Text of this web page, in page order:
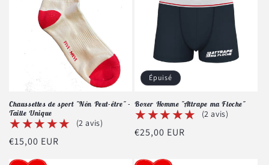
Chaussettes de sport "Nôn Peut-être" -
Taille Unique
★★★★★
★★★★★ (2 avis)
Prix
€15,00 EUR
Épuisé
Boxer Homme "Attrape ma Floche"
★★★★★
★★★★★ (2 avis)
Prix
€25,00 EUR